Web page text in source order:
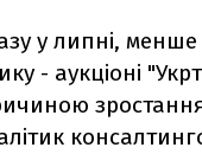
у липні,
- аукціоні